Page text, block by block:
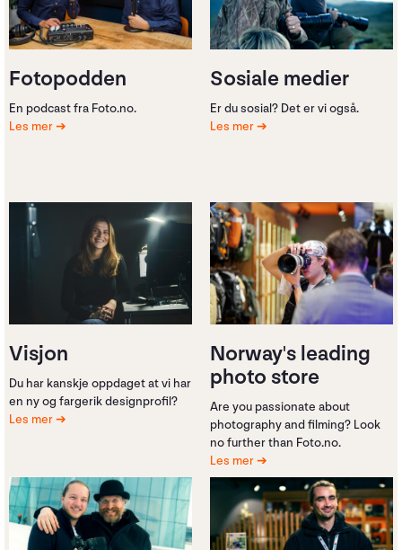
Fotopodden
En podcast fra Foto.no.
Les mer
Sosiale medier
Er du sosial? Det er vi også.
Les mer
Visjon
Du har kanskje oppdaget at vi har
en ny og fargerik designprofil?
Les mer
Norway's leading
photo store
Are you passionate about
photography and filming? Look
no further than Foto.no.
Les mer